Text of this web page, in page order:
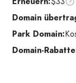
Domain
Park Domain:
Domain-